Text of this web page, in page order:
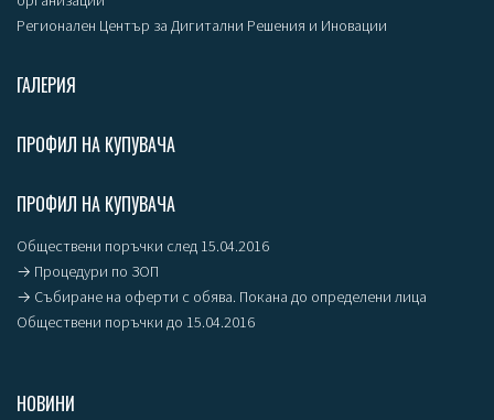
Регионален Център за Дигитални Решения и Иновации
ГАЛЕРИЯ
ПРОФИЛ НА КУПУВАЧА
ПРОФИЛ НА КУПУВАЧА
Обществени поръчки след 15.04.2016
→ Процедури по ЗОП
→ Събиране на оферти с обява. Покана до определени лица
Обществени поръчки до 15.04.2016
НОВИНИ